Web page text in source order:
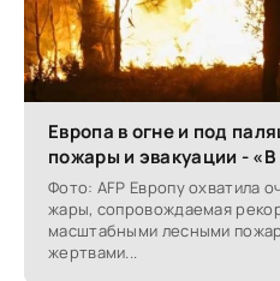
Европа в огне и под
пожары и эвакуации -
Фото: AFP Европу охватила
жары, сопровождаемая
масштабными лесными
жертвами...